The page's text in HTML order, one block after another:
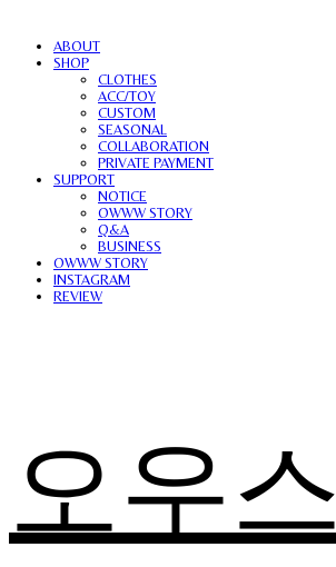
ABOUT
SHOP
CLOTHES
ACC/TOY
CUSTOM
SEASONAL
COLLABORATION
PRIVATE PAYMENT
SUPPORT
NOTICE
OWWW STORY
Q&A
BUSINESS
OWWW STORY
INSTAGRAM
REVIEW
오우